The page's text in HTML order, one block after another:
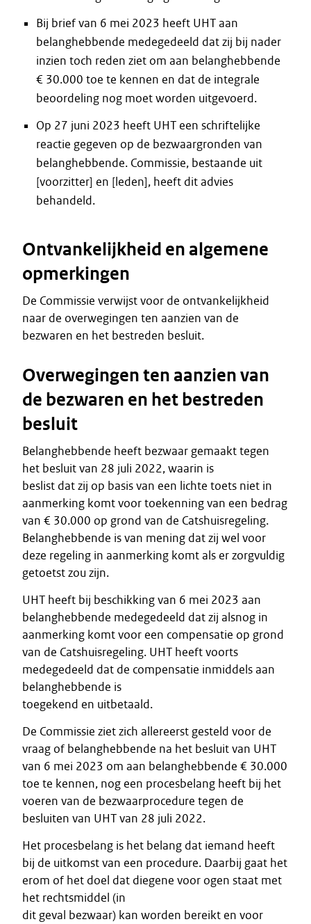
Bij brief van 6 mei 2023 heeft UHT aan
belanghebbende medegedeeld dat zij bij nader
inzien toch reden ziet om aan belanghebbende
€ 30.000 toe te kennen en dat de integrale
beoordeling nog moet worden uitgevoerd.
Op 27 juni 2023 heeft UHT een schriftelijke
reactie gegeven op de bezwaargronden van
belanghebbende. Commissie, bestaande uit
[voorzitter] en [leden], heeft dit advies
behandeld.
Ontvankelijkheid en algemene
opmerkingen
De Commissie verwijst voor de ontvankelijkheid
naar de overwegingen ten aanzien van de
bezwaren en het bestreden besluit.
Overwegingen ten aanzien van
de bezwaren en het bestreden
besluit
Belanghebbende heeft bezwaar gemaakt tegen
het besluit van 28 juli 2022, waarin is
beslist dat zij op basis van een lichte toets niet in
aanmerking komt voor toekenning van een bedrag
van € 30.000 op grond van de Catshuisregeling.
Belanghebbende is van mening dat zij wel voor
deze regeling in aanmerking komt als er zorgvuldig
getoetst zou zijn.
UHT heeft bij beschikking van 6 mei 2023 aan
belanghebbende medegedeeld dat zij alsnog in
aanmerking komt voor een compensatie op grond
van de Catshuisregeling. UHT heeft voorts
medegedeeld dat de compensatie inmiddels aan
belanghebbende is
toegekend en uitbetaald.
De Commissie ziet zich allereerst gesteld voor de
vraag of belanghebbende na het besluit van UHT
van 6 mei 2023 om aan belanghebbende € 30.000
toe te kennen, nog een procesbelang heeft bij het
voeren van de bezwaarprocedure tegen de
besluiten van UHT van 28 juli 2022.
Het procesbelang is het belang dat iemand heeft
bij de uitkomst van een procedure. Daarbij gaat het
erom of het doel dat diegene voor ogen staat met
het rechtsmiddel (in
dit geval bezwaar) kan worden bereikt en voor